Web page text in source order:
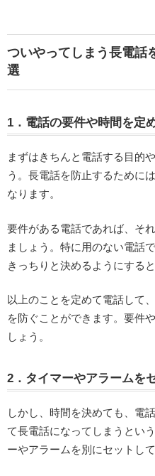
ついやってしまう長電話
選
1．電話の要件や時間を定
まずはきちんと電話する目的
う。長電話を防止するために
なります。
要件がある電話であれば、そ
ましょう。特に用のない電話
きっちりと決めるようにする
以上のことを定めて電話して
を防ぐことができます。要件
しょう。
2．タイマーやアラームを
しかし、時間を決めても、電
て長電話になってしまうとい
ーやアラームを別にセットし